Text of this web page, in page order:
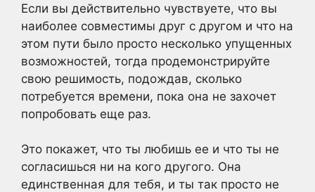
Если вы действительно чувствуете, что вы
наиболее совместимы друг с другом и что на
этом пути было просто несколько упущенных
возможностей, тогда продемонстрируйте
свою решимость, подождав, сколько
потребуется времени, пока она не захочет
попробовать еще раз.
Это покажет, что ты любишь ее и что ты не
согласишься ни на кого другого. Она
единственная для тебя, и ты так просто не